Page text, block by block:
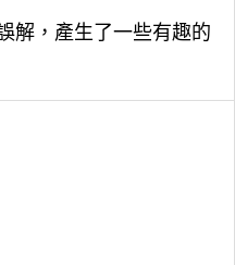
解，產生了一些有趣的